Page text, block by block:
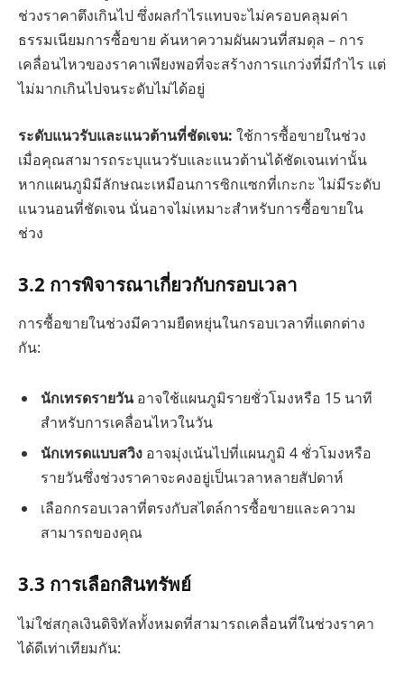
ช่วงราคาตึงเกินไป ซึ่งผลกำไรแทบจะไม่ครอบคลุมค่า
ธรรมเนียมการซื้อขาย ค้นหาความผันผวนที่สมดุล – การ
เคลื่อนไหวของราคาเพียงพอที่จะสร้างการแกว่งที่มีกำไร แต่
ไม่มากเกินไปจนระดับไม่ได้อยู่
ระดับแนวรับและแนวต้านที่ชัดเจน: ใช้การซื้อขายในช่วง
เมื่อคุณสามารถระบุแนวรับและแนวต้านได้ชัดเจนเท่านั้น
หากแผนภูมิมีลักษณะเหมือนการซิกแซกที่เกะกะ ไม่มีระดับ
แนวนอนที่ชัดเจน นั่นอาจไม่เหมาะสำหรับการซื้อขายใน
ช่วง
3.2 การพิจารณาเกี่ยวกับกรอบเวลา
การซื้อขายในช่วงมีความยืดหยุ่นในกรอบเวลาที่แตกต่าง
กัน:
นักเทรดรายวัน อาจใช้แผนภูมิรายชั่วโมงหรือ 15 นาที
สำหรับการเคลื่อนไหวในวัน
นักเทรดแบบสวิง อาจมุ่งเน้นไปที่แผนภูมิ 4 ชั่วโมงหรือ
รายวันซึ่งช่วงราคาจะคงอยู่เป็นเวลาหลายสัปดาห์
เลือกกรอบเวลาที่ตรงกับสไตล์การซื้อขายและความ
สามารถของคุณ
3.3 การเลือกสินทรัพย์
ไม่ใช่สกุลเงินดิจิทัลทั้งหมดที่สามารถเคลื่อนที่ในช่วงราคา
ได้ดีเท่าเทียมกัน: